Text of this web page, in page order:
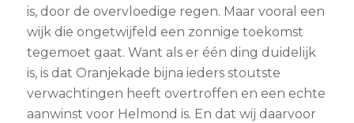
is, door de overvloedige regen. Maar vooral een
wijk die ongetwijfeld een zonnige toekomst
tegemoet gaat. Want als er één ding duidelijk
is, is dat Oranjekade bijna ieders stoutste
verwachtingen heeft overtroffen en een echte
aanwinst voor Helmond is. En dat wij daarvoor